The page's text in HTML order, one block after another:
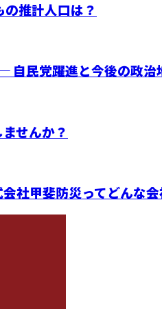
推計人口は？
自民党躍進と今後の政治
せんか？
会社甲斐防災ってどんな